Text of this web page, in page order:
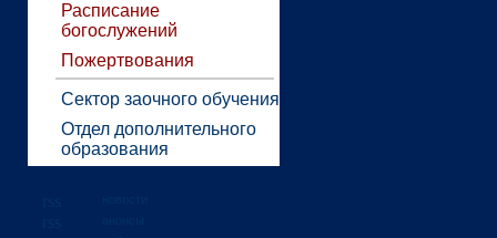
Расписание
богослужений
Пожертвования
Сектор заочного обучения
Отдел дополнительного
образования